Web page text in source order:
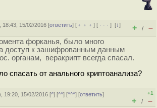
18:43, 15/02/2016 [ответить] [ ﹢﹢﹢] [ · · ·][↓]
+ / –
форканья, было много
доступ к зашифрованным данным
органам, веракрипт всегда спасал.
спасать от анального криптоанализа?
19:20, 15/02/2016 [^] [^^] [^^^] [ответить]
+1
+ / –